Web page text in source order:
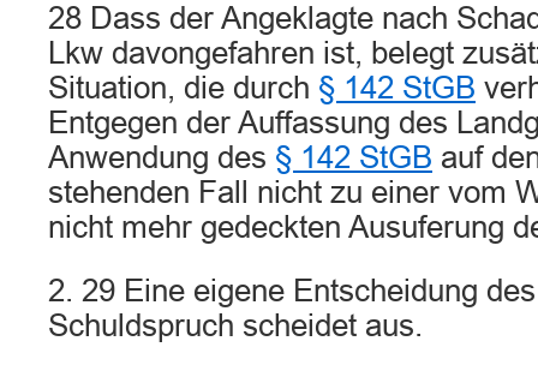
28 Dass der Angeklagte nach
Lkw davongefahren ist, belegt
Situation, die durch § 142 StGB
Entgegen der Auffassung des
Anwendung des § 142 StGB auf
stehenden Fall nicht zu einer vom
nicht mehr gedeckten Ausuferung
2. 29 Eine eigene Entscheidung
Schuldspruch scheidet aus.